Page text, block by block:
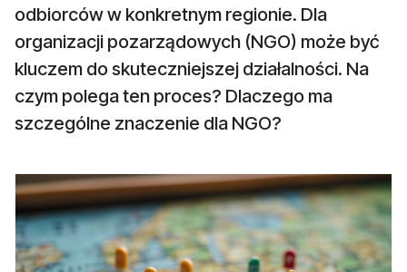
odbiorców w konkretnym regionie. Dla
organizacji pozarządowych (NGO) może być
kluczem do skuteczniejszej działalności. Na
czym polega ten proces? Dlaczego ma
szczególne znaczenie dla NGO?